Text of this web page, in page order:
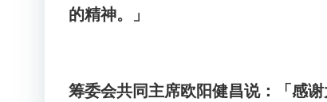
的精神。」
筹委会共同主席欧阳健昌说：「感